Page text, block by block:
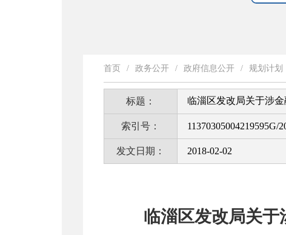
首页 / 政务公开 / 政府信息公开 / 规划计划
标题： 临淄区发改局关于涉
索引号： 11370305004219595G/
发文日期： 2018-02-02
临淄区发改局关